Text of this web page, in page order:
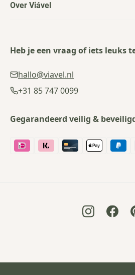
Over Viável
Heb je een vraag of iets leuks
hallo@viavel.nl
+31 85 747 0099
Gegarandeerd veilig &